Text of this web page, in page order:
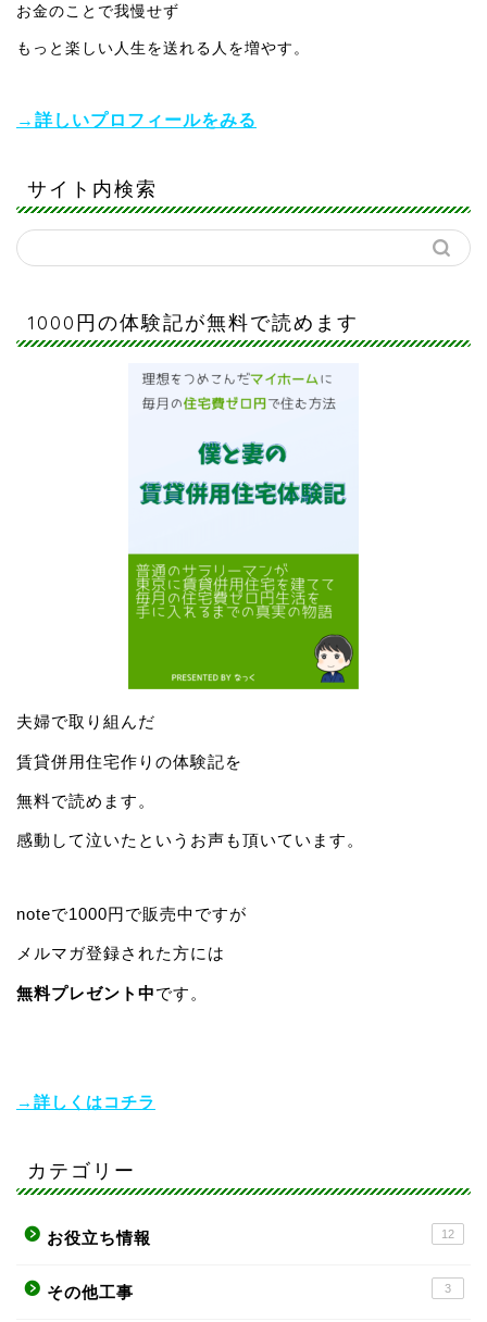
お金のことで我慢せず
もっと楽しい人生を送れる人を増やす。
→詳しいプロフィールをみる
サイト内検索
1000円の体験記が無料で読めます
夫婦で取り組んだ
賃貸併用住宅作りの体験記を
無料で読めます。
感動して泣いたというお声も頂いています。
noteで1000円で販売中ですが
メルマガ登録された方には
無料プレゼント中です。
→詳しくはコチラ
カテゴリー
お役立ち情報 12
その他工事 3